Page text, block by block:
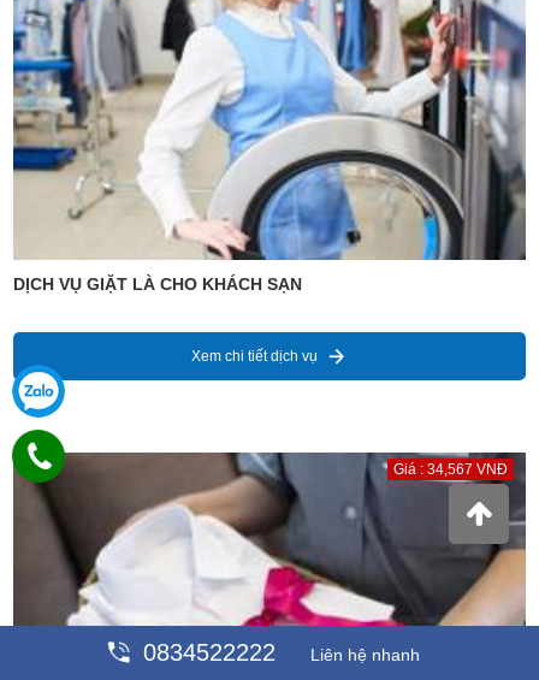
DỊCH VỤ GIẶT LÀ CHO KHÁCH SẠN
Xem chi tiết dịch vụ
Giá : 34,567 VNĐ
0834522222 Liên hệ nhanh